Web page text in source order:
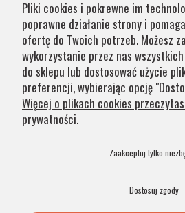
998,00 zł
Dodaj do
Pliki cookies i pokrewne im
poprawne działanie strony i
ofertę do Twoich potrzeb. Możesz
wykorzystanie przez nas
do sklepu lub dostosować użycie
preferencji, wybierając opcję
Więcej o plikach cookies
prywatności.
Zaakceptuj tylko
Dostosuj zgody